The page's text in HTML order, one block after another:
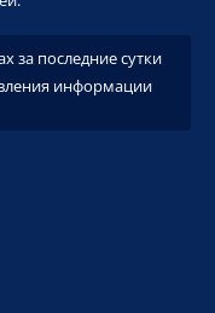
за последние сутки
информации